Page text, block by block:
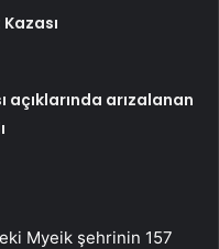
açıklarında arızalanan
Myeik şehrinin 157